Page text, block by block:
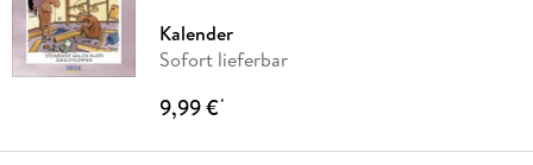
Kalender
Sofort lieferbar
9,99 €*